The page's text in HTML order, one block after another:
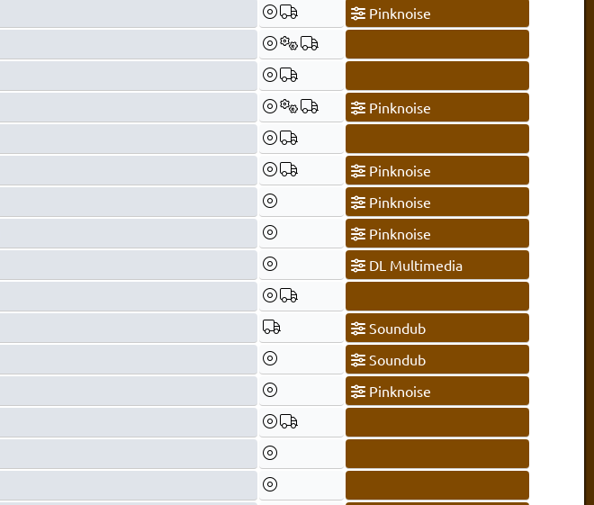
Pinknoise
Pinknoise
Pinknoise
Pinknoise
Pinknoise
DL Multimedia
Soundub
Soundub
Pinknoise